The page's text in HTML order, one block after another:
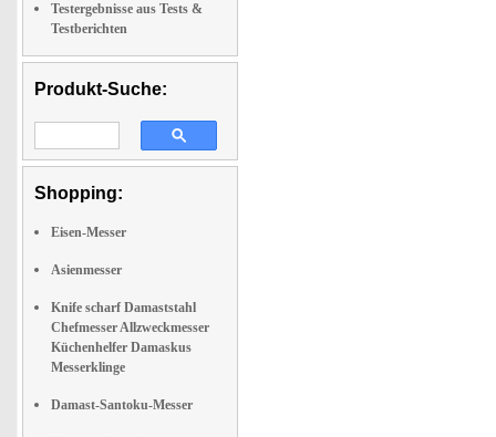
Testergebnisse aus Tests &
Testberichten
Produkt-Suche:
Shopping:
Eisen-Messer
Asienmesser
Knife scharf Damaststahl
Chefmesser Allzweckmesser
Küchenhelfer Damaskus
Messerklinge
Damast-Santoku-Messer